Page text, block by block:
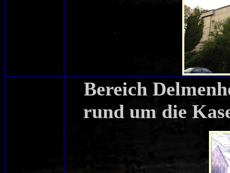
Bereich
rund um die